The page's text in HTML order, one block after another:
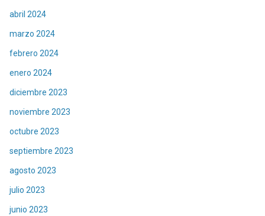
abril 2024
marzo 2024
febrero 2024
enero 2024
diciembre 2023
noviembre 2023
octubre 2023
septiembre 2023
agosto 2023
julio 2023
junio 2023